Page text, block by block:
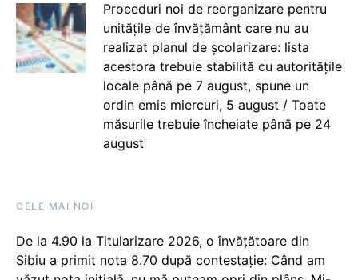
Proceduri noi de reorganizare pentru
unitățile de învățământ care nu au
realizat planul de școlarizare: lista
acestora trebuie stabilită cu autoritățile
locale până pe 7 august, spune un
ordin emis miercuri, 5 august / Toate
măsurile trebuie încheiate până pe 24
august
CELE MAI NOI
De la 4.90 la Titularizare 2026, o învățătoare din
Sibiu a primit nota 8.70 după contestație: Când am